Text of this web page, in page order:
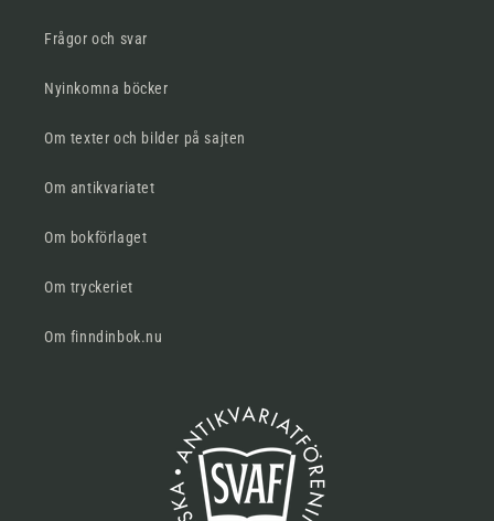
Frågor och svar
Nyinkomna böcker
Om texter och bilder på sajten
Om antikvariatet
Om bokförlaget
Om tryckeriet
Om finndinbok.nu